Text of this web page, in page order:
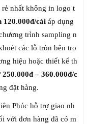
rẻ nhất không in logo t
120.000đ/cái áp dụng
trình sampling n
các lỗ tròn bên tro
hiệu hoặc thiết kế th
250.000đ – 360.000đ/c
đặt hàng.
Phúc hỗ trợ giao nh
với đơn hàng đã có m